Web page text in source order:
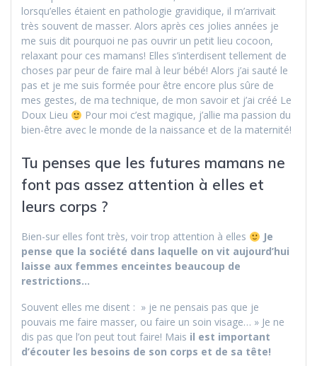
lorsqu’elles étaient en pathologie gravidique, il m’arrivait
très souvent de masser. Alors après ces jolies années je
me suis dit pourquoi ne pas ouvrir un petit lieu cocoon,
relaxant pour ces mamans! Elles s’interdisent tellement de
choses par peur de faire mal à leur bébé! Alors j’ai sauté le
pas et je me suis formée pour être encore plus sûre de
mes gestes, de ma technique, de mon savoir et j’ai créé Le
Doux Lieu
Pour moi c’est magique, j’allie ma passion du
bien-être avec le monde de la naissance et de la maternité!
Tu penses que les futures mamans ne
font pas assez attention à elles et
leurs corps ?
Bien-sur elles font très, voir trop attention à elles
Je
pense que la société dans laquelle on vit aujourd’hui
laisse aux femmes enceintes beaucoup de
restrictions…
Souvent elles me disent : » je ne pensais pas que je
pouvais me faire masser, ou faire un soin visage… » Je ne
dis pas que l’on peut tout faire! Mais il est important
d’écouter les besoins de son corps et de sa tête!